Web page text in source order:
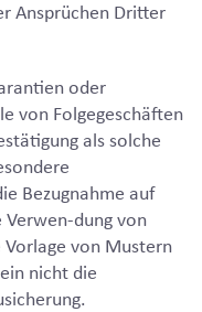
Ansprüchen Dritter
oder
von Folgegeschäften
als solche
Bezugnahme auf
dung von
von Mustern
nicht die